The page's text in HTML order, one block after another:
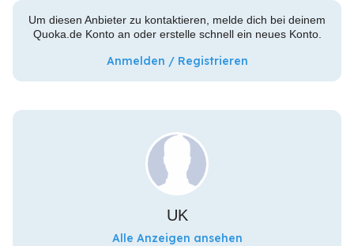
Um diesen Anbieter zu kontaktieren, melde dich bei deinem
Quoka.de Konto an oder erstelle schnell ein neues Konto.
Anmelden / Registrieren
UK
Alle Anzeigen ansehen